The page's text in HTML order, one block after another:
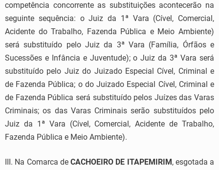
competência concorrente as substituições acontecerão na
seguinte sequência: o Juiz da 1ª Vara (Cível, Comercial,
Acidente do Trabalho, Fazenda Pública e Meio Ambiente)
será substituído pelo Juiz da 3ª Vara (Família, Órfãos e
Sucessões e Infância e Juventude); o Juiz da 3ª Vara será
substituído pelo Juiz do Juizado Especial Cível, Criminal e
de Fazenda Pública; o do Juizado Especial Cível, Criminal e
de Fazenda Pública será substituído pelos Juízes das Varas
Criminais; os das Varas Criminais serão substituídos pelo
Juiz da 1ª Vara (Cível, Comercial, Acidente de Trabalho,
Fazenda Pública e Meio Ambiente).
III. Na Comarca de CACHOEIRO DE ITAPEMIRIM, esgotada a